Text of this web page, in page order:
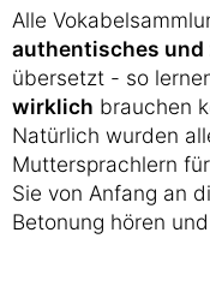
Alle
authentisches und
übersetzt - so
wirklich brauchen
Natürlich wurden
Muttersprachlern
Sie von Anfang an
Betonung hören